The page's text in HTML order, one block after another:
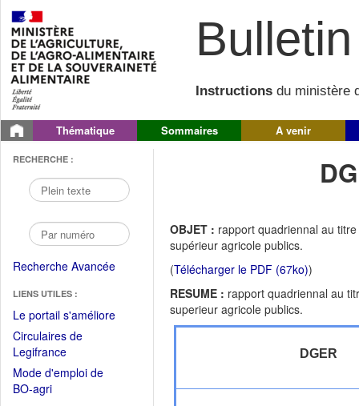
Instructions du ministère
Thématique Sommaires A venir
RECHERCHE :
Recherche Avancée
LIENS UTILES :
Le portail s'améliore(Fichier
Circulaires de
Legifrance(Ouvrir
dans
une
Mode d'emploi de
BO-agri(Ouvrir
OBJET : rapport quadriennal au
supérieur agricole publics.
(Télécharger le PDF (67ko))
RESUME : rapport quadriennal au
superieur agricole publics.
DGER